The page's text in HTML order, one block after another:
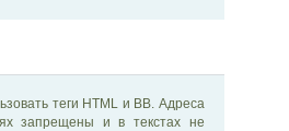
теги HTML и BB. Адреса
запрещены и в текстах не